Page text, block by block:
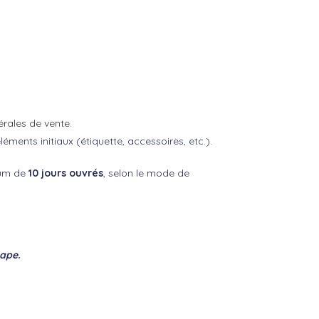
de vente.
initiaux (étiquette, accessoires, etc.).
de 10 jours ouvrés, selon le mode de